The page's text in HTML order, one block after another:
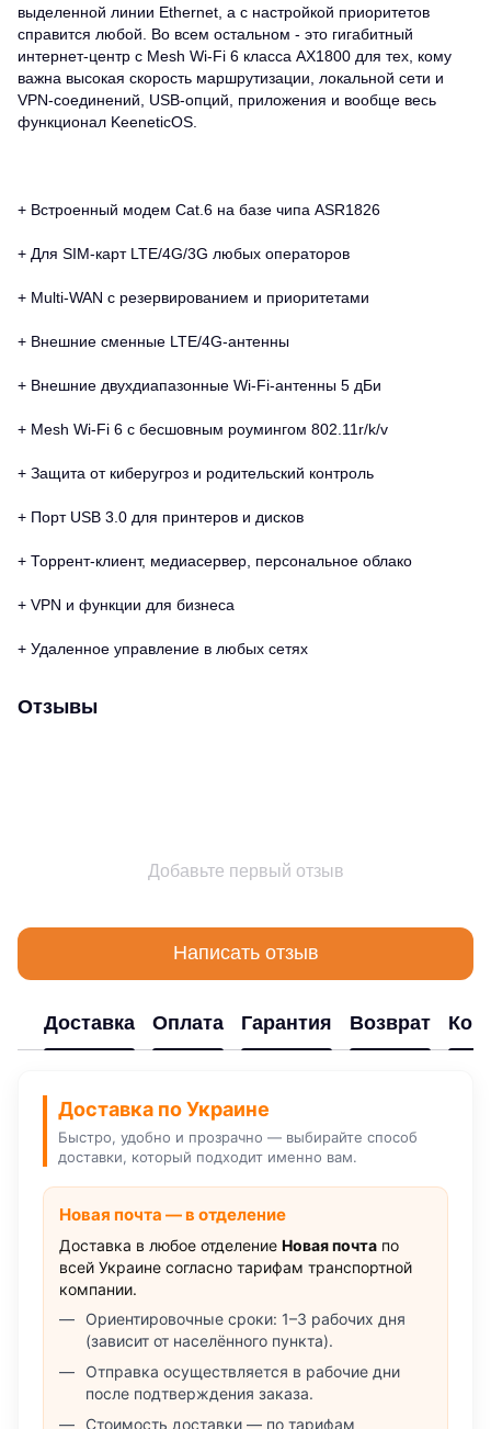
выделенной линии Ethernet, а с настройкой приоритетов
справится любой. Во всем остальном - это гигабитный
интернет-центр с Mesh Wi-Fi 6 класса AX1800 для тех, кому
важна высокая скорость маршрутизации, локальной сети и
VPN-соединений, USB-опций, приложения и вообще весь
функционал KeeneticOS.
+ Встроенный модем Cat.6 на базе чипа ASR1826
+ Для SIM-карт LTE/4G/3G любых операторов
+ Multi-WAN с резервированием и приоритетами
+ Внешние сменные LTE/4G-антенны
+ Внешние двухдиапазонные Wi-Fi-антенны 5 дБи
+ Mesh Wi-Fi 6 с бесшовным роумингом 802.11r/k/v
+ Защита от киберугроз и родительский контроль
+ Порт USB 3.0 для принтеров и дисков
+ Торрент-клиент, медиасервер, персональное облако
+ VPN и функции для бизнеса
+ Удаленное управление в любых сетях
Отзывы
Добавьте первый отзыв
Написать отзыв
Доставка Оплата Гарантия Возврат
Доставка по Украине
Быстро, удобно и прозрачно — выбирайте способ
доставки, который подходит именно вам.
Новая почта — в отделение
Доставка в любое отделение Новая почта по
всей Украине согласно тарифам транспортной
компании.
Ориентировочные сроки: 1–3 рабочих дня
(зависит от населённого пункта).
Отправка осуществляется в рабочие дни
после подтверждения заказа.
Стоимость доставки — по тарифам